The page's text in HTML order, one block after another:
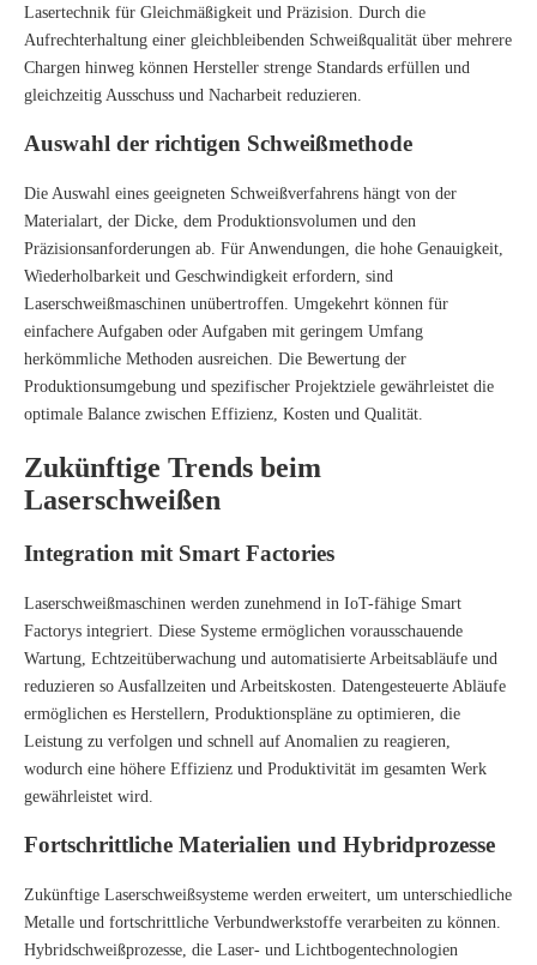
Lasertechnik für Gleichmäßigkeit und Präzision. Durch die
Aufrechterhaltung einer gleichbleibenden Schweißqualität über mehrere
Chargen hinweg können Hersteller strenge Standards erfüllen und
gleichzeitig Ausschuss und Nacharbeit reduzieren.
Auswahl der richtigen Schweißmethode
Die Auswahl eines geeigneten Schweißverfahrens hängt von der
Materialart, der Dicke, dem Produktionsvolumen und den
Präzisionsanforderungen ab. Für Anwendungen, die hohe Genauigkeit,
Wiederholbarkeit und Geschwindigkeit erfordern, sind
Laserschweißmaschinen unübertroffen. Umgekehrt können für
einfachere Aufgaben oder Aufgaben mit geringem Umfang
herkömmliche Methoden ausreichen. Die Bewertung der
Produktionsumgebung und spezifischer Projektziele gewährleistet die
optimale Balance zwischen Effizienz, Kosten und Qualität.
Zukünftige Trends beim
Laserschweißen
Integration mit Smart Factories
Laserschweißmaschinen werden zunehmend in IoT-fähige Smart
Factorys integriert. Diese Systeme ermöglichen vorausschauende
Wartung, Echtzeitüberwachung und automatisierte Arbeitsabläufe und
reduzieren so Ausfallzeiten und Arbeitskosten. Datengesteuerte Abläufe
ermöglichen es Herstellern, Produktionspläne zu optimieren, die
Leistung zu verfolgen und schnell auf Anomalien zu reagieren,
wodurch eine höhere Effizienz und Produktivität im gesamten Werk
gewährleistet wird.
Fortschrittliche Materialien und Hybridprozesse
Zukünftige Laserschweißsysteme werden erweitert, um unterschiedliche
Metalle und fortschrittliche Verbundwerkstoffe verarbeiten zu können.
Hybridschweißprozesse, die Laser- und Lichtbogentechnologien